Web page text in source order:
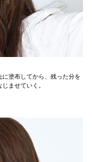
塗布してから、残った分を
ませていく。